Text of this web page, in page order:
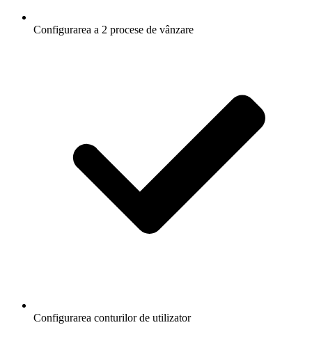
Configurarea a 2 procese de vânzare
Configurarea conturilor de utilizator